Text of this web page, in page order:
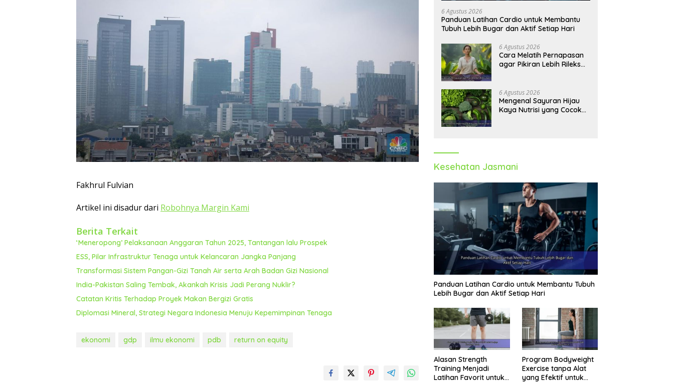
Fakhrul Fulvian
Artikel ini disadur dari Robohnya Margin Kami
Berita Terkait
‘Meneropong’ Pelaksanaan Anggaran Tahun 2025, Tantangan lalu Prospek
ESS, Pilar Infrastruktur Tenaga untuk Kelancaran Jangka Panjang
Transformasi Sistem Pangan-Gizi Tanah Air serta Arah Badan Gizi Nasional
India-Pakistan Saling Tembak, Akankah Krisis Jadi Perang Nuklir?
Catatan Kritis Terhadap Proyek Makan Bergizi Gratis
Diplomasi Mineral, Strategi Negara Indonesia Menuju Kepemimpinan Tenaga
ekonomi gdp ilmu ekonomi pdb return on equity
6 Agustus 2026
Panduan Latihan Cardio untuk Membantu
Tubuh Lebih Bugar dan Aktif Setiap Hari
6 Agustus 2026
Cara Melatih Pernapasan
agar Pikiran Lebih Rileks
6 Agustus 2026
Mengenal Sayuran Hijau
Kaya Nutrisi yang Cocok
Kesehatan Jasmani
Panduan Latihan Cardio untuk Membantu Tubuh
Lebih Bugar dan Aktif Setiap Hari
Alasan Strength
Training Menjadi
Latihan Favorit untuk
Program Bodyweight
Exercise tanpa Alat
yang Efektif untuk